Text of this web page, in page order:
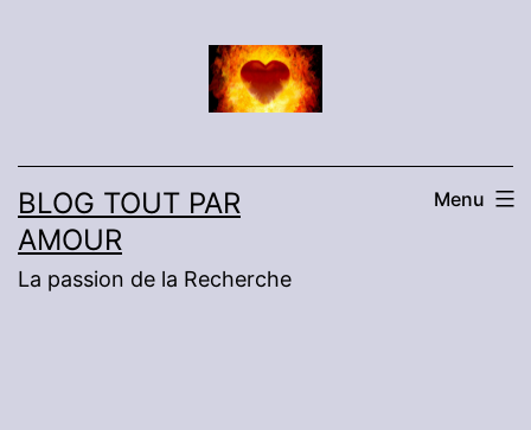
BLOG TOUT PAR
AMOUR
La passion de la Recherche
Menu